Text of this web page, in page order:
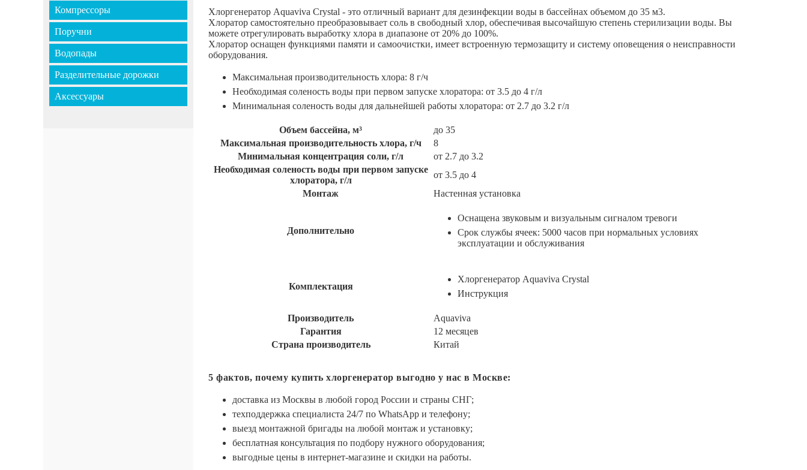
Компрессоры
Поручни
Водопады
Разделительные дорожки
Аксессуары
Хлоргенератор Aquaviva Crystal - это отличный вариант для дезинфекции воды в бассейнах объемом до 35 м3.
Хлоратор самостоятельно преобразовывает соль в свободный хлор, обеспечивая высочайшую степень стерилизации воды. Вы
можете отрегулировать выработку хлора в диапазоне от 20% до 100%.
Хлоратор оснащен функциями памяти и самоочистки, имеет встроенную термозащиту и систему оповещения о неисправности
оборудования.
Максимальная производительность хлора: 8 г/ч
Необходимая соленость воды при первом запуске хлоратора: от 3.5 до 4 г/л
Минимальная соленость воды для дальнейшей работы хлоратора: от 2.7 до 3.2 г/л
Объем бассейна, м³
до 35
Максимальная производительность хлора, г/ч
8
Минимальная концентрация соли, г/л
от 2.7 до 3.2
Необходимая соленость воды при первом запуске
хлоратора, г/л
от 3.5 до 4
Монтаж
Настенная установка
Дополнительно
Оснащена звуковым и визуальным сигналом тревоги
Срок службы ячеек: 5000 часов при нормальных условиях
эксплуатации и обслуживания
Комплектация
Хлоргенератор Aquaviva Crystal
Инструкция
Производитель
Aquaviva
Гарантия
12 месяцев
Страна производитель
Китай
5 фактов, почему купить хлоргенератор выгодно у нас в Москве:
доставка из Москвы в любой город России и страны СНГ;
техподдержка специалиста 24/7 по WhatsApp и телефону;
выезд монтажной бригады на любой монтаж и установку;
бесплатная консультация по подбору нужного оборудования;
выгодные цены в интернет-магазине и скидки на работы.